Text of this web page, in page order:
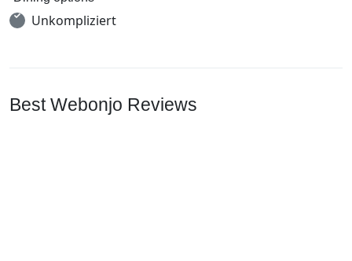
Unkompliziert
Best Webonjo Reviews